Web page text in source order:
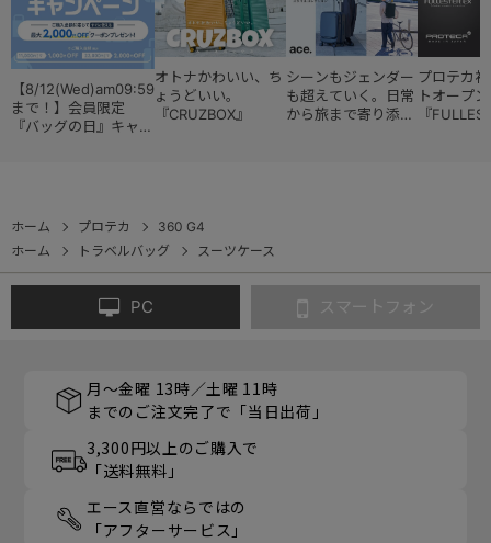
【8/12(Wed)am09:59
まで！】会員限定
『バッグの日』キャン
オトナかわいい、ち
ょうどいい。
『CRUZBOX』
シーンもジェンダー
も超えていく。日常
から旅まで寄り添う
プロテカ
トオープ
『
ホーム プロテカ
360 G4
ホーム
トラベルバッグ スーツケース
PC スマートフォン
月～金曜 13時／土曜 11時
までのご注文完了で「当日出荷」
3,300円以上のご購入で
「送料無料」
エース直営ならではの
「アフターサービス」